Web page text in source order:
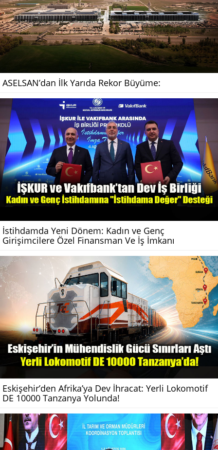
ASELSAN’dan İlk Yarıda Rekor Büyüme:
İstihdamda Yeni Dönem: Kadın ve Genç
Girişimcilere Özel Finansman Ve İş İmkanı
Eskişehir’den Afrika’ya Dev İhracat: Yerli Lokomotif
DE 10000 Tanzanya Yolunda!